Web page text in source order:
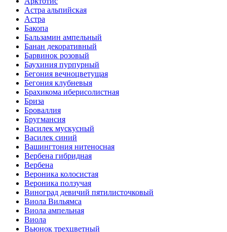
Астра альпийская
Астра
Бакопа
Бальзамин ампельный
Банан декоративный
Барвинок розовый
Баухиния пурпурный
Бегония вечноцветущая
Бегония клубневыя
Брахикома иберисолистная
Бриза
Броваллия
Бругмансия
Василек мускусный
Василек синий
Вашингтония нитеносная
Вербена гибридная
Вербена
Вероника колосистая
Вероника ползучая
Виноград девичий пятилисточковый
Виола Вильямса
Виола ампельная
Виола
Вьюнок трехцветный